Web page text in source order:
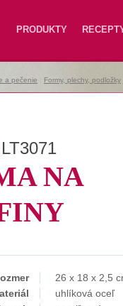
PRODUKTY
a pečenie Formy, plechy, podložky
LT3071
NA
26 x 18 x 2,5
uhlíková oceľ